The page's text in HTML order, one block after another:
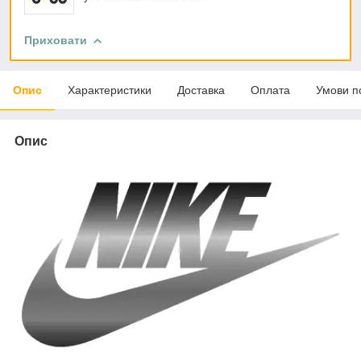
Приховати
Опис Характеристики Доставка Оплата Умови
Опис